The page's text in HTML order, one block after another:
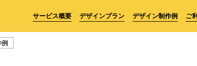
サービス概要 デザインプラン デザイン制作例 ご